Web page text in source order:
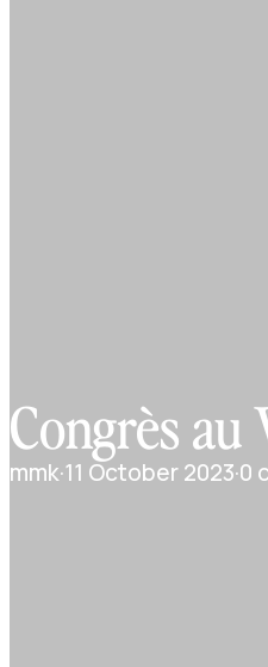
Congrès au
mmk·11 October 2023·0